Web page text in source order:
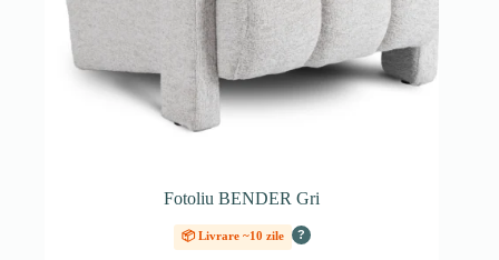
Fotoliu BENDER Gri
📦 Livrare ~10 zile ?